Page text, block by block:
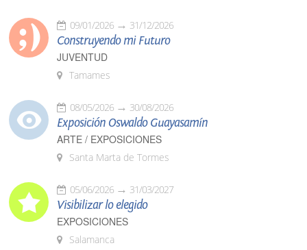
09/01/2026 31/12/2026
Construyendo mi Futuro
JUVENTUD
Tamames
08/05/2026 30/08/2026
Exposición Oswaldo Guayasamín
ARTE / EXPOSICIONES
Santa Marta de Tormes
05/06/2026 31/03/2027
Visibilizar lo elegido
EXPOSICIONES
Salamanca